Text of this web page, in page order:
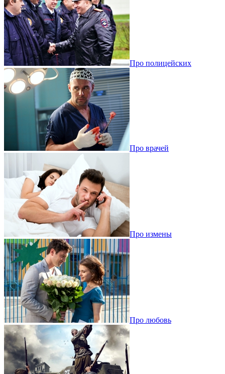
Про полицейских
Про врачей
Про измены
Про любовь